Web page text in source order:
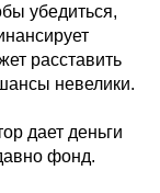
убедиться,
расставить
невелики.
дает деньги
фонд.